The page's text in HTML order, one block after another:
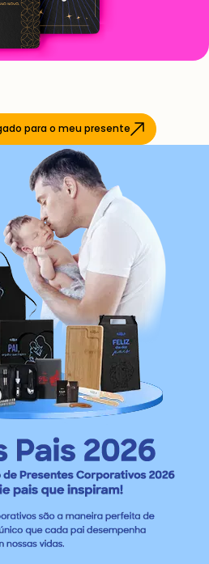
para o meu presente